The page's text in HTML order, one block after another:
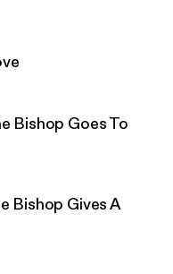
Bishop Goes To
Bishop Gives A